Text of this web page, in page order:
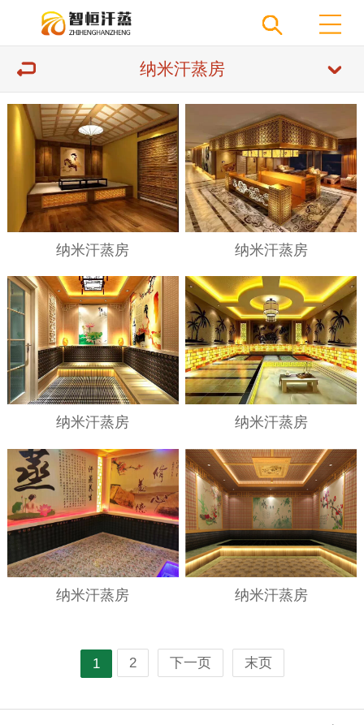
纳米汗蒸房
纳米汗蒸房 纳米汗蒸房
纳米汗蒸房 纳米汗蒸房
纳米汗蒸房 纳米汗蒸房
1 2 下一页 末页